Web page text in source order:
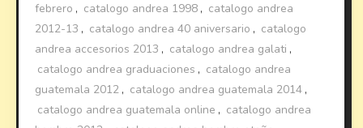
febrero , catalogo andrea 1998 , catalogo andrea
2012-13 , catalogo andrea 40 aniversario , catalogo
andrea accesorios 2013 , catalogo andrea galati ,
catalogo andrea graduaciones , catalogo andrea
guatemala 2012 , catalogo andrea guatemala 2014 ,
catalogo andrea guatemala online , catalogo andrea